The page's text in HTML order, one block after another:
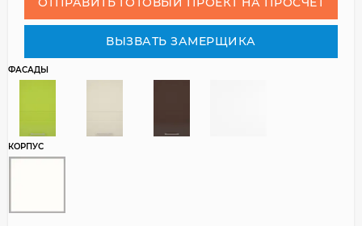
ВЫЗВАТЬ ЗАМЕРЩИКА
ФАСАДЫ
КОРПУС